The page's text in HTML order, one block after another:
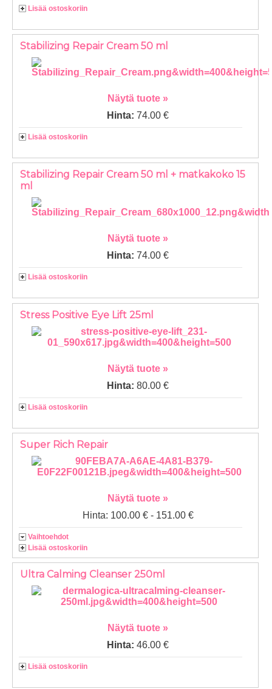
Lisää ostoskoriin
Stabilizing Repair Cream 50 ml
Näytä tuote »
Hinta:74.00 €
Lisää ostoskoriin
Stabilizing Repair Cream 50 ml + matkakoko 15
ml
Näytä tuote »
Hinta:74.00 €
Lisää ostoskoriin
Stress Positive Eye Lift 25ml
Näytä tuote »
Hinta:80.00 €
Lisää ostoskoriin
Super Rich Repair
Näytä tuote »
Hinta: 100.00 € - 151.00 €
Vaihtoehdot
Lisää ostoskoriin
Ultra Calming Cleanser 250ml
Näytä tuote »
Hinta:46.00 €
Lisää ostoskoriin